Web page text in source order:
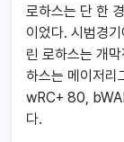
로하스는 단 한
이었다. 시범경
린 로하스는 개
하스는 메이저리
wRC+ 80,
다.